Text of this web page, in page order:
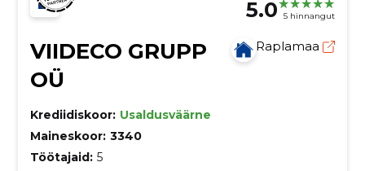
5.0 5 hinnangut
VIIDECO GRUPP
OÜ
Raplamaa
Krediidiskoor: Usaldusväärne
Maineskoor: 3340
Töötajaid: 5